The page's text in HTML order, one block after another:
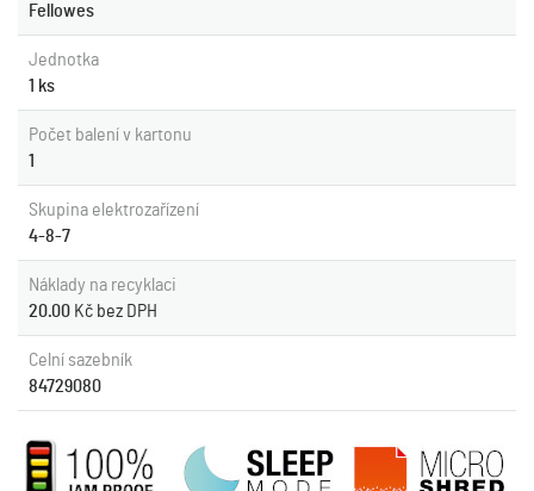
Fellowes
Jednotka
1 ks
Počet balení v kartonu
1
Skupina elektrozařízení
4-8-7
Náklady na recyklaci
20.00 Kč bez DPH
Celní sazebník
84729080